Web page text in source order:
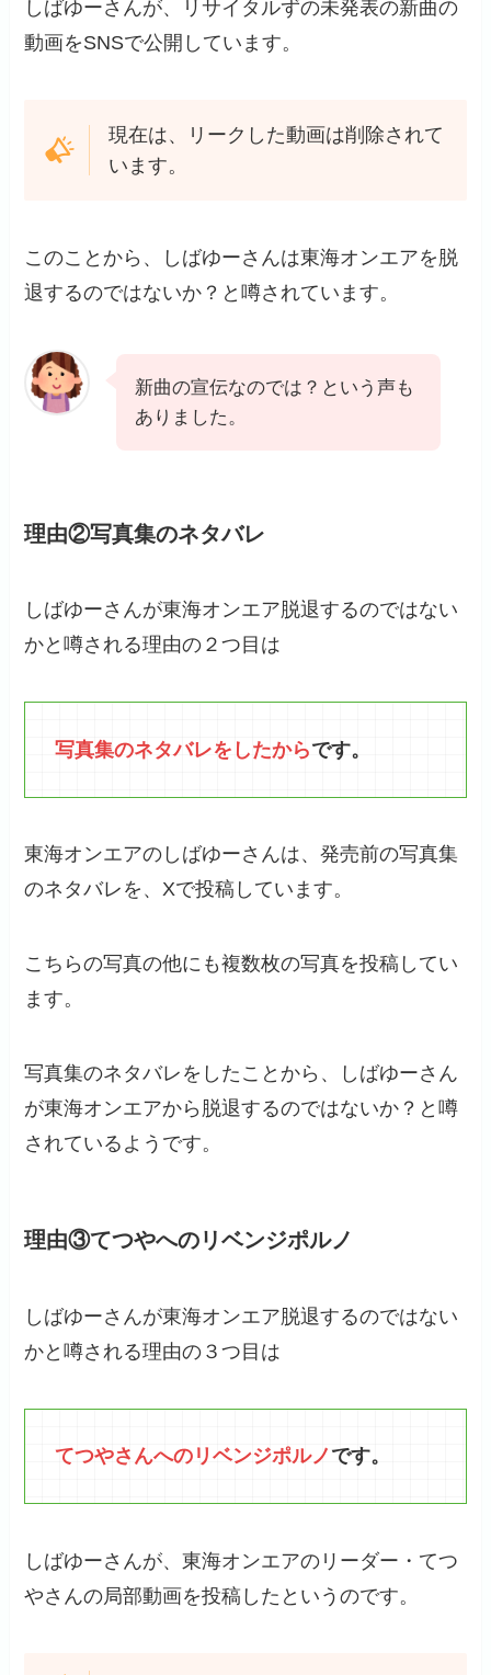
しばゆーさんが、リサイタルずの未発表の新曲の
動画をSNSで公開しています。
現在は、リークした動画は削除されて
います。
このことから、しばゆーさんは東海オンエアを脱
退するのではないか？と噂されています。
新曲の宣伝なのでは？という声も
ありました。
理由②写真集のネタバレ
しばゆーさんが東海オンエア脱退するのではない
かと噂される理由の２つ目は
写真集のネタバレをしたからです。
東海オンエアのしばゆーさんは、発売前の写真集
のネタバレを、Xで投稿しています。
こちらの写真の他にも複数枚の写真を投稿してい
ます。
写真集のネタバレをしたことから、しばゆーさん
が東海オンエアから脱退するのではないか？と噂
されているようです。
理由③てつやへのリベンジポルノ
しばゆーさんが東海オンエア脱退するのではない
かと噂される理由の３つ目は
てつやさんへのリベンジポルノ です。
しばゆーさんが、東海オンエアのリーダー・てつ
やさんの局部動画を投稿したというのです。